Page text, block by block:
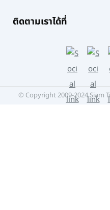
ติดตามเราได้ที่
© Copyright 2009-2024 Siam